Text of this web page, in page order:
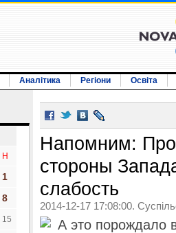
Аналітика Регіони Освіта
Н
1
8
15
Напомним:
стороны
слабость
2014-12-17 17:08:00.
А это порождало